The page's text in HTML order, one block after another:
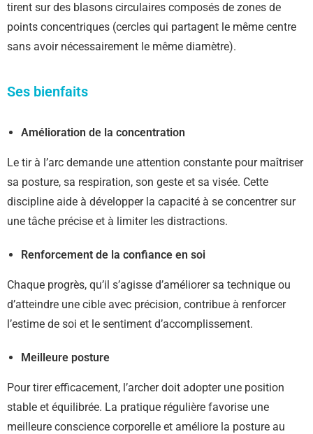
tirent sur des blasons circulaires composés de zones de
points concentriques (cercles qui partagent le même centre
sans avoir nécessairement le même diamètre).
Ses bienfaits
Amélioration de la concentration
Le tir à l’arc demande une attention constante pour maîtriser
sa posture, sa respiration, son geste et sa visée. Cette
discipline aide à développer la capacité à se concentrer sur
une tâche précise et à limiter les distractions.
Renforcement de la confiance en soi
Chaque progrès, qu’il s’agisse d’améliorer sa technique ou
d’atteindre une cible avec précision, contribue à renforcer
l’estime de soi et le sentiment d’accomplissement.
Meilleure posture
Pour tirer efficacement, l’archer doit adopter une position
stable et équilibrée. La pratique régulière favorise une
meilleure conscience corporelle et améliore la posture au